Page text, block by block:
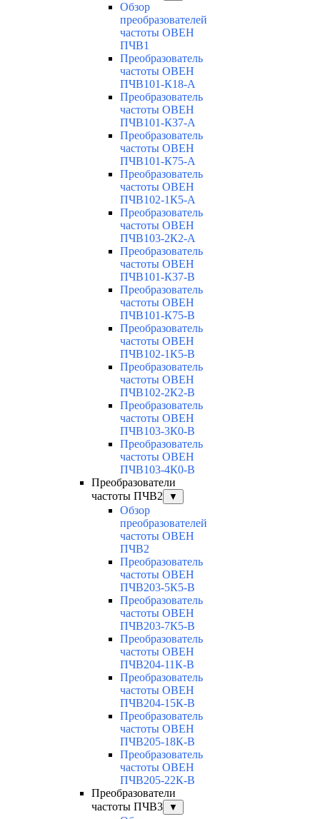
Обзор
преобразователей
частоты ОВЕН
ПЧВ1
Преобразователь
частоты ОВЕН
ПЧВ101-К18-А
Преобразователь
частоты ОВЕН
ПЧВ101-К37-А
Преобразователь
частоты ОВЕН
ПЧВ101-К75-А
Преобразователь
частоты ОВЕН
ПЧВ102-1К5-А
Преобразователь
частоты ОВЕН
ПЧВ103-2К2-А
Преобразователь
частоты ОВЕН
ПЧВ101-К37-В
Преобразователь
частоты ОВЕН
ПЧВ101-К75-В
Преобразователь
частоты ОВЕН
ПЧВ102-1К5-В
Преобразователь
частоты ОВЕН
ПЧВ102-2К2-В
Преобразователь
частоты ОВЕН
ПЧВ103-3К0-В
Преобразователь
частоты ОВЕН
ПЧВ103-4К0-В
Преобразователи
частоты ПЧВ2
▼
Обзор
преобразователей
частоты ОВЕН
ПЧВ2
Преобразователь
частоты ОВЕН
ПЧВ203-5К5-В
Преобразователь
частоты ОВЕН
ПЧВ203-7К5-В
Преобразователь
частоты ОВЕН
ПЧВ204-11К-В
Преобразователь
частоты ОВЕН
ПЧВ204-15К-В
Преобразователь
частоты ОВЕН
ПЧВ205-18К-В
Преобразователь
частоты ОВЕН
ПЧВ205-22К-В
Преобразователи
частоты ПЧВ3
▼